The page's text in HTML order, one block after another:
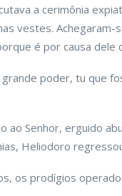
a cerimônia
vestes. Achegaram-
é por causa dele
poder, tu que
ao Senhor, erguido
Heliodoro
os prodígios